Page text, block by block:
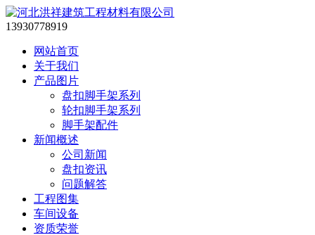
13930778919
网站首页
关于我们
产品图片
盘扣脚手架系列
轮扣脚手架系列
脚手架配件
新闻概述
公司新闻
盘扣资讯
问题解答
工程图集
车间设备
资质荣誉